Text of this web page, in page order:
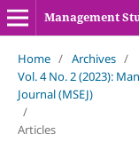
Management
Home / Archives /
Vol. 4 No. 2 (2023):
Journal (MSEJ)
/
Articles